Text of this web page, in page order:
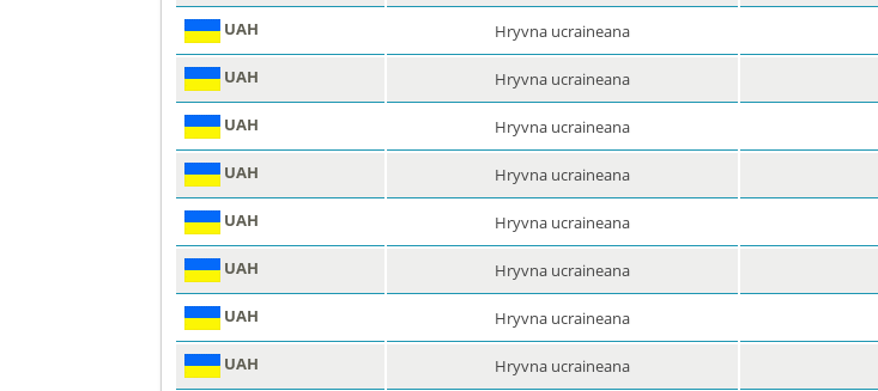
UAH Hryvna ucraineana
UAH Hryvna ucraineana
UAH Hryvna ucraineana
UAH Hryvna ucraineana
UAH Hryvna ucraineana
UAH Hryvna ucraineana
UAH Hryvna ucraineana
UAH Hryvna ucraineana